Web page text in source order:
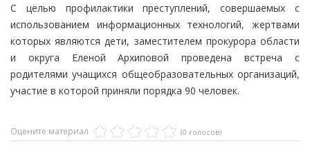
С целью профилактики преступлений, совершаемых с
использованием информационных технологий, жертвами
которых являются дети, заместителем прокурора области
и округа Еленой Архиповой проведена встреча с
родителями учащихся общеобразовательных организаций,
участие в которой приняли порядка 90 человек.
Оцените материал (0 голосов)